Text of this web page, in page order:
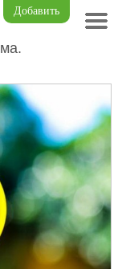
Добавить